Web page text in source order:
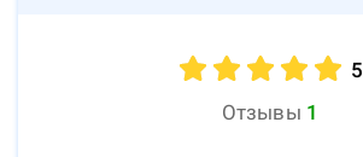
5
Отзывы 1